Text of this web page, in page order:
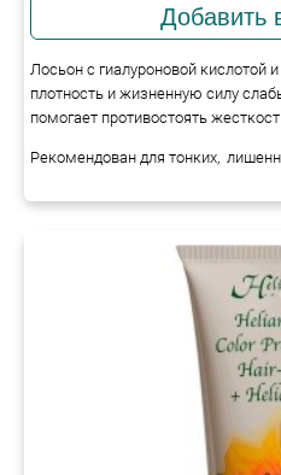
Лосьон с гиалуроновой кислотой
плотность и жизненную силу
помогает противостоять
Рекомендован для тонких,